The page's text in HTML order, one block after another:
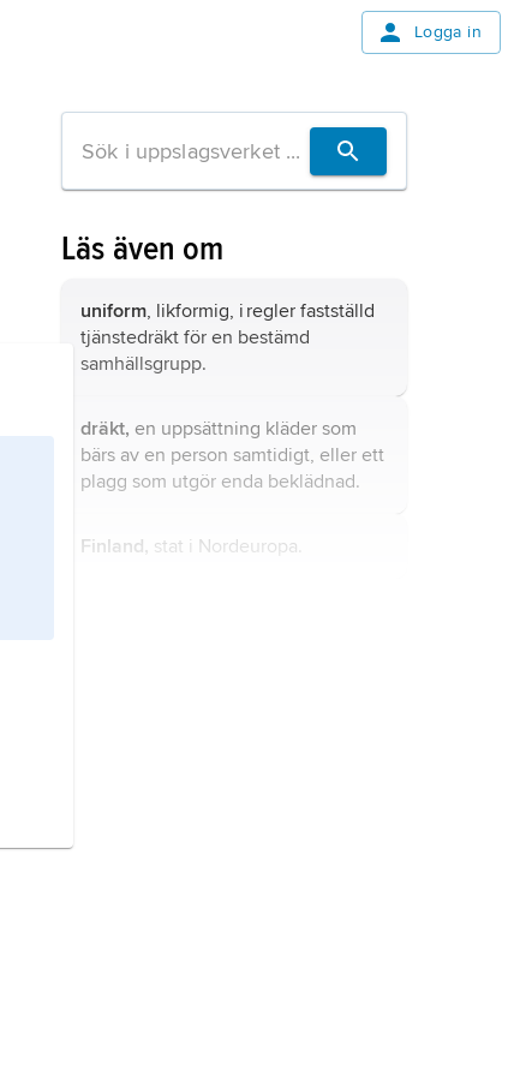
Logga in
Läs även om
uniform, likformig, i regler fastställd
tjänstedräkt för en bestämd
samhällsgrupp.
dräkt, en uppsättning kläder som
bärs av en person samtidigt, eller ett
plagg som utgör enda beklädnad.
Finland, stat i Nordeuropa.